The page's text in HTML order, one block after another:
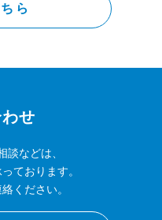
ら
せ
談などは、
ております。
ください。